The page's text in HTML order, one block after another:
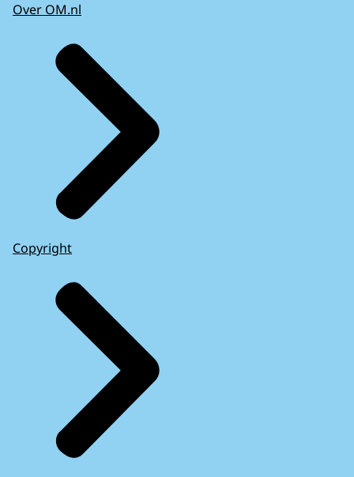
Over OM.nl
Copyright